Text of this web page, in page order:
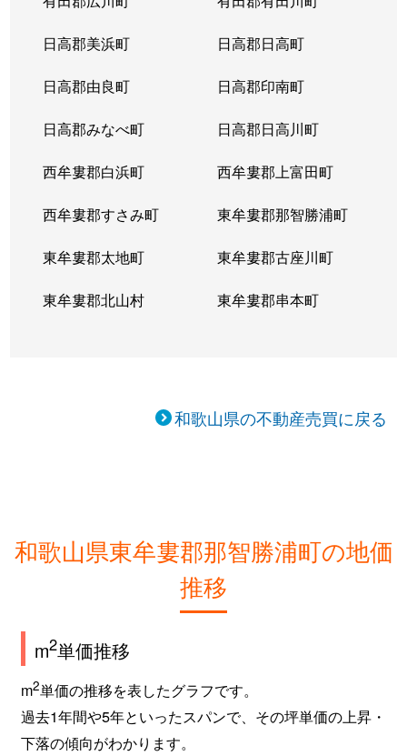
日高郡美浜町 日高郡日高町
日高郡由良町 日高郡印南町
日高郡みなべ町 日高郡日高川町
西牟婁郡白浜町 西牟婁郡上富田町
西牟婁郡すさみ町 東牟婁郡那智勝浦町
東牟婁郡太地町 東牟婁郡古座川町
東牟婁郡北山村 東牟婁郡串本町
和歌山県の不動産売買に戻る
和歌山県東牟婁郡那智勝浦町の地価
推移
m2単価推移
m2単価の推移を表したグラフです。
過去1年間や5年といったスパンで、その坪単価の上昇・
下落の傾向がわかります。